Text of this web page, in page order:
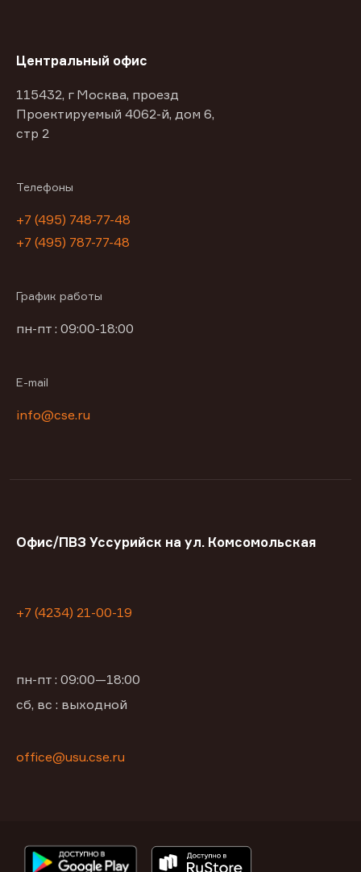
Центральный офис
115432, г Москва, проезд
Проектируемый 4062-й, дом 6,
стр 2
Телефоны
+7 (495) 748-77-48
+7 (495) 787-77-48
График работы
пн-пт : 09:00-18:00
E-mail
info@cse.ru
Офис/ПВЗ Уссурийск на ул. Комсомольская
+7 (4234) 21-00-19
пн-пт : 09:00—18:00
сб, вс : выходной
office@usu.cse.ru